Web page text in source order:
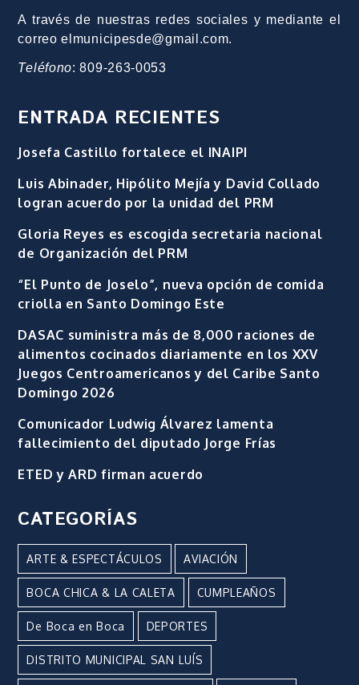
A través de nuestras redes sociales y mediante el
correo elmunicipesde@gmail.com.
Teléfono: 809-263-0053
ENTRADA RECIENTES
Josefa Castillo fortalece el INAIPI
Luis Abinader, Hipólito Mejía y David Collado
logran acuerdo por la unidad del PRM
Gloria Reyes es escogida secretaria nacional
de Organización del PRM
“El Punto de Joselo”, nueva opción de comida
criolla en Santo Domingo Este
DASAC suministra más de 8,000 raciones de
alimentos cocinados diariamente en los XXV
Juegos Centroamericanos y del Caribe Santo
Domingo 2026
Comunicador Ludwig Álvarez lamenta
fallecimiento del diputado Jorge Frías
ETED y ARD firman acuerdo
CATEGORÍAS
ARTE & ESPECTÁCULOS AVIACIÓN
BOCA CHICA & LA CALETA CUMPLEAÑOS
De Boca en Boca DEPORTES
DISTRITO MUNICIPAL SAN LUÍS